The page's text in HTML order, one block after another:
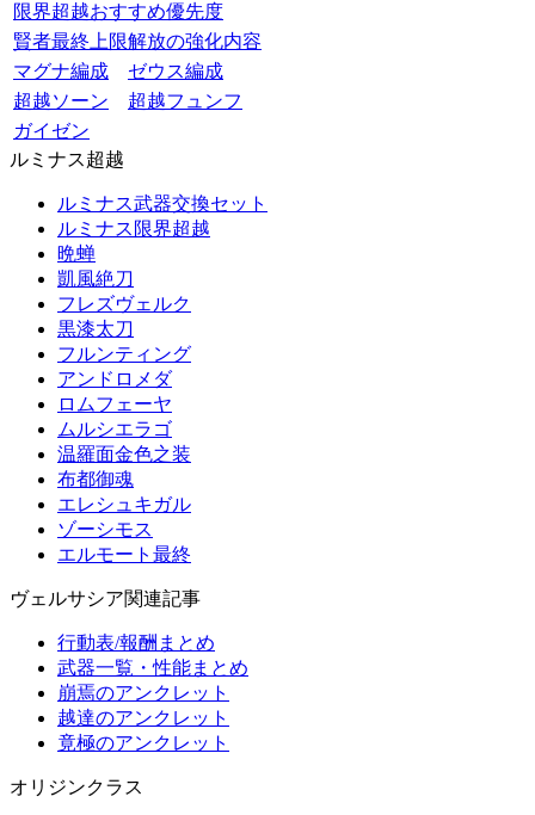
限界超越おすすめ優先度
賢者最終上限解放の強化内容
マグナ編成
ゼウス編成
超越ソーン
超越フュンフ
ガイゼン
ルミナス超越
ルミナス武器交換セット
ルミナス限界超越
晩蝉
凱風絶刀
フレズヴェルク
黒漆太刀
フルンティング
アンドロメダ
ロムフェーヤ
ムルシエラゴ
温羅面金色之装
布都御魂
エレシュキガル
ゾーシモス
エルモート最終
ヴェルサシア関連記事
行動表/報酬まとめ
武器一覧・性能まとめ
崩焉のアンクレット
越達のアンクレット
竟極のアンクレット
オリジンクラス